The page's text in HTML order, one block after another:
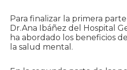
Para finalizar la primera
Dr.Ana Ibáñez del Hospital
ha abordado los beneficios
la salud mental.